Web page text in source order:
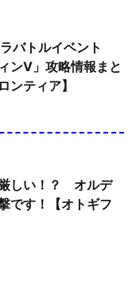
バトルイベント
ンV」攻略情報まと
ンティア】
しい！？ オルデ
です！【オトギフ